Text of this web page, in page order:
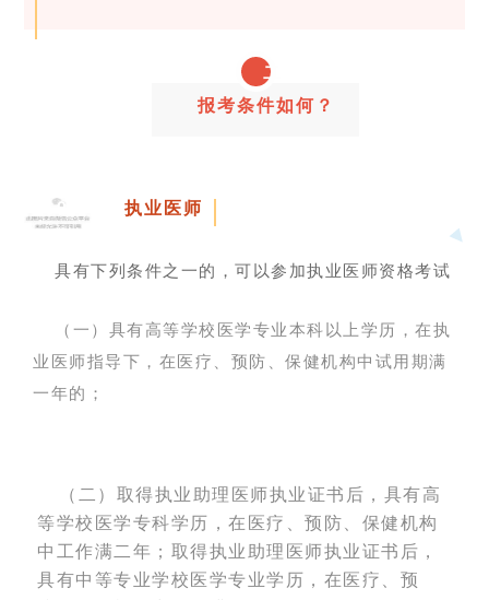
二
报考条件如何？
01 执业医师
具有下列条件之一的，可以参加执业医师资格考试
（一）具有高等学校医学专业本科以上学历，在执
业医师指导下，在医疗、预防、保健机构中试用期满
一年的；
（二）取得执业助理医师执业证书后，具有高
等学校医学专科学历，在医疗、预防、保健机构
中工作满二年；取得执业助理医师执业证书后，
具有中等专业学校医学专业学历，在医疗、预